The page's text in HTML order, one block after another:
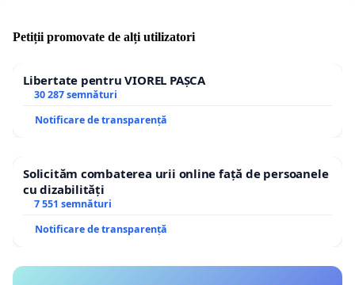
Petiții promovate de alți utilizatori
Libertate pentru VIOREL PAȘCA
30 287 semnături
Notificare de transparență
Solicităm combaterea urii online față de persoanele
cu dizabilități
7 551 semnături
Notificare de transparență